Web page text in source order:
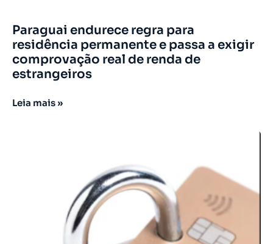
Paraguai endurece regra para
residência permanente e passa a exigir
comprovação real de renda de
estrangeiros
Leia mais »